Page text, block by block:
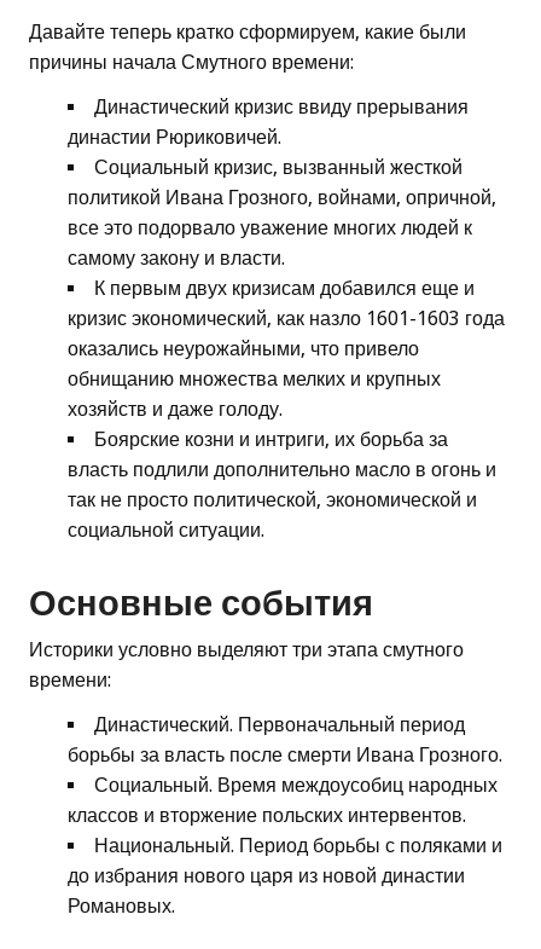
Давайте теперь кратко сформируем, какие были
причины начала Смутного времени:
Династический кризис ввиду прерывания
династии Рюриковичей.
Социальный кризис, вызванный жесткой
политикой Ивана Грозного, войнами, опричной,
все это подорвало уважение многих людей к
самому закону и власти.
К первым двух кризисам добавился еще и
кризис экономический, как назло 1601-1603 года
оказались неурожайными, что привело
обнищанию множества мелких и крупных
хозяйств и даже голоду.
Боярские козни и интриги, их борьба за
власть подлили дополнительно масло в огонь и
так не просто политической, экономической и
социальной ситуации.
Основные события
Историки условно выделяют три этапа смутного
времени:
Династический. Первоначальный период
борьбы за власть после смерти Ивана Грозного.
Социальный. Время междоусобиц народных
классов и вторжение польских интервентов.
Национальный. Период борьбы с поляками и
до избрания нового царя из новой династии
Романовых.